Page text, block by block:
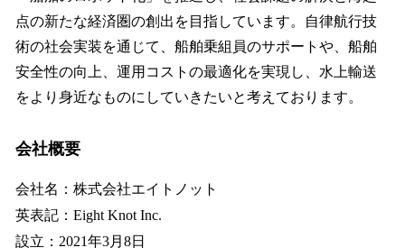
点の新たな経済圏の創出を目指しています。自律航行技
術の社会実装を通じて、船舶乗組員のサポートや、船舶
安全性の向上、運用コストの最適化を実現し、水上輸送
をより身近なものにしていきたいと考えております。
会社概要
会社名：株式会社エイトノット
英表記：Eight Knot Inc.
設立：2021年3月8日